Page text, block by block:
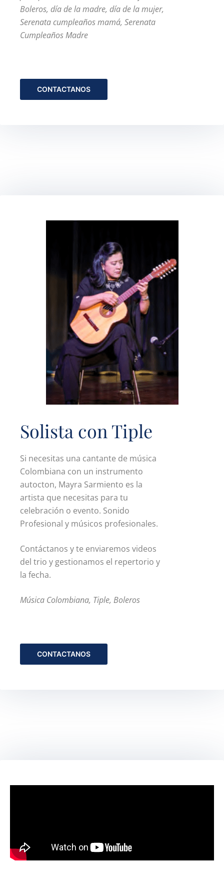
Boleros, día de la madre, día de la mujer,
Serenata cumpleaños mamá, Serenata
Cumpleaños Madre
CONTACTANOS
Solista con Tiple
Si necesitas una cantante de música
Colombiana con un instrumento
autocton, Mayra Sarmiento es la
artista que necesitas para tu
celebración o evento. Sonido
Profesional y músicos profesionales.
Contáctanos y te enviaremos videos
del trio y gestionamos el repertorio y
la fecha.
Música Colombiana, Tiple, Boleros
CONTACTANOS